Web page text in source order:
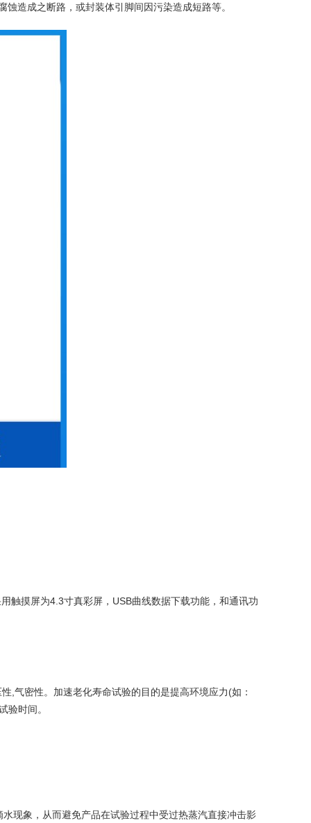
造成之断路，或封装体引脚间因污染造成短路等。
触摸屏为4.3寸真彩屏，USB曲线数据下载功能，和通讯功
,气密性。加速老化寿命试验的目的是提高环境应力(如：
验时间。
现象，从而避免产品在试验过程中受过热蒸汽直接冲击影